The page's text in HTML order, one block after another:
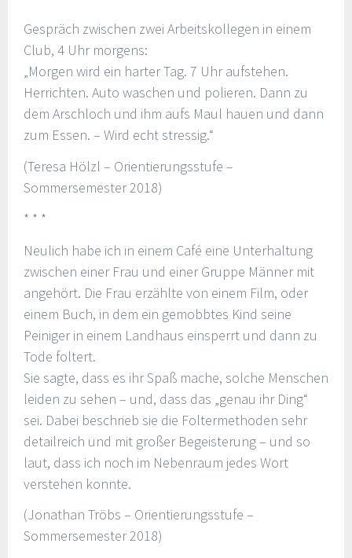
Gespräch zwischen zwei Arbeitskollegen in einem
Club, 4 Uhr morgens:
„Morgen wird ein harter Tag. 7 Uhr aufstehen.
Herrichten. Auto waschen und polieren. Dann zu
dem Arschloch und ihm aufs Maul hauen und dann
zum Essen. – Wird echt stressig.“
(Teresa Hölzl – Orientierungsstufe –
Sommersemester 2018)
* * *
Neulich habe ich in einem Café eine Unterhaltung
zwischen einer Frau und einer Gruppe Männer mit
angehört. Die Frau erzählte von einem Film, oder
einem Buch, in dem ein gemobbtes Kind seine
Peiniger in einem Landhaus einsperrt und dann zu
Tode foltert.
Sie sagte, dass es ihr Spaß mache, solche Menschen
leiden zu sehen – und, dass das „genau ihr Ding“
sei. Dabei beschrieb sie die Foltermethoden sehr
detailreich und mit großer Begeisterung – und so
laut, dass ich noch im Nebenraum jedes Wort
verstehen konnte.
(Jonathan Tröbs – Orientierungsstufe –
Sommersemester 2018)